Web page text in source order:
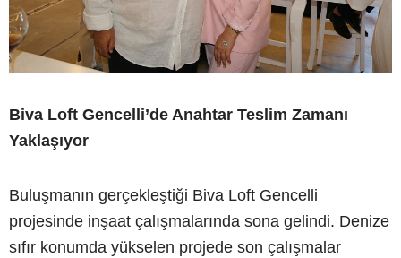
Biva Loft Gencelli’de Anahtar Teslim Zamanı
Yaklaşıyor
Buluşmanın gerçekleştiği Biva Loft Gencelli
projesinde inşaat çalışmalarında sona gelindi. Denize
sıfır konumda yükselen projede son çalışmalar